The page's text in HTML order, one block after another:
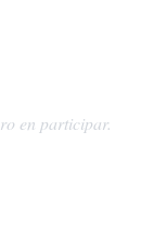
en participar.